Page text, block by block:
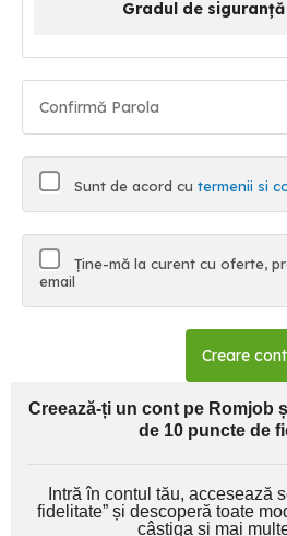
Gradul de
Sunt de acord cu termenii si
Ține-mă la curent cu oferte,
email
Creare cont
Creează-ți un cont pe Romjob
de 10 puncte de
Intră în contul tău, accesează
fidelitate” și descoperă toate
câștiga și mai